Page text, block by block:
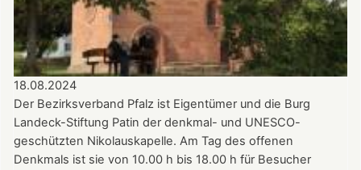
18.08.2024
Der Bezirksverband Pfalz ist Eigentümer und die Burg
Landeck-Stiftung Patin der denkmal- und UNESCO-
geschützten Nikolauskapelle. Am Tag des offenen
Denkmals ist sie von 10.00 h bis 18.00 h für Besucher